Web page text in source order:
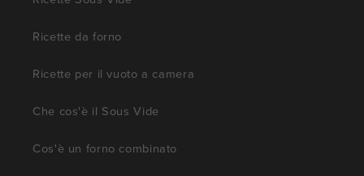
Ricette da forno
Ricette per il vuoto a camera
Che cos'è il Sous Vide
Cos'è un forno combinato